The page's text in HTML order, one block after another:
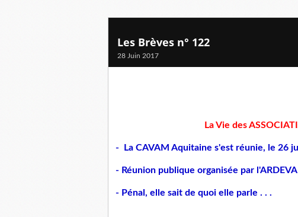
Les Brèves n° 122
28 Juin 2017
La Vie des
- La CAVAM Aquitaine s'est réunie, le 26
- Réunion publique organisée par
- Pénal, elle sait de quoi elle parle . . .